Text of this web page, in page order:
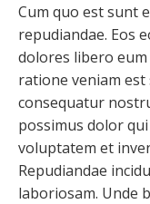
Cum quo est sunt
repudiandae. Eos
dolores libero
ratione veniam
consequatur
possimus dolor
voluptatem et
Repudiandae
laboriosam. Unde